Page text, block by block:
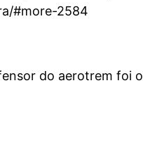
#more-2584
do aerotrem foi o